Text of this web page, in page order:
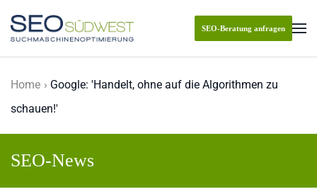
Skip to main content
SEO-Beratung anfragen
Home
Google: 'Handelt, ohne auf die Algorithmen zu
schauen!'
SEO-News